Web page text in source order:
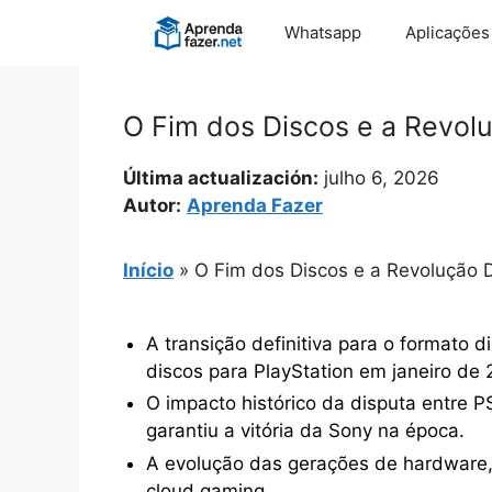
Whatsapp Aplicações
O Fim dos Discos e a
Última actualización: julho 6, 2026
Autor: Aprenda Fazer
Início » O Fim dos Discos e a Revolução
A transição definitiva para o formato
discos para PlayStation em janeiro de
O impacto histórico da disputa entre
garantiu a vitória da Sony na época.
A evolução das gerações de